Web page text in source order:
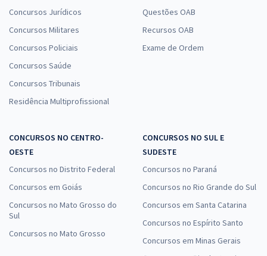
Concursos Jurídicos
Concursos Militares
Concursos Policiais
Concursos Saúde
Concursos Tribunais
Residência Multiprofissional
Questões OAB
Recursos OAB
Exame de Ordem
CONCURSOS NO CENTRO-
OESTE
Concursos no Distrito Federal
Concursos em Goiás
Concursos no Mato Grosso do
Sul
Concursos no Mato Grosso
CONCURSOS NO SUL E
SUDESTE
Concursos no Paraná
Concursos no Rio Grande do Sul
Concursos em Santa Catarina
Concursos no Espírito Santo
Concursos em Minas Gerais